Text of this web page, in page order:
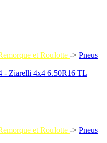
et Roulotte -> Pneus
et Roulotte -> Pneus